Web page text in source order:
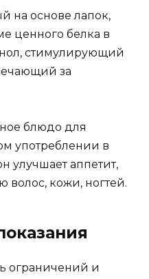
на основе лапок,
ценного белка в
стимулирующий
за
блюдо для
употреблении в
улучшает аппетит,
волос, кожи, ногтей.
ограничений и